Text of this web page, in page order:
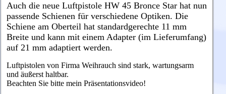
Auch die neue Luftpistole HW 45 Bronce Star hat nun
passende Schienen für verschiedene Optiken. Die
Schiene am Oberteil hat standardgerechte 11 mm
Breite und kann mit einem Adapter (im Lieferumfang)
auf 21 mm adaptiert werden.
Luftpistolen von Firma Weihrauch sind stark, wartungsarm
und äußerst haltbar.
Beachten Sie bitte mein Präsentationsvideo!